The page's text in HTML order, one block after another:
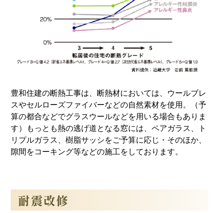
豊和住建の断熱工事は、断熱材においては、ウールブレ
スやセルローズファイバーなどの自然素材を使用。（予
算の都合などでグラスウールなどを用いる場合もありま
す）もっとも熱の逃げ道となる窓には、ペアガラス、ト
リプルガラス、樹脂サッシをご予算に応じ・そのほか、
隙間をコーキング等などの施工をしております。
耐震改修